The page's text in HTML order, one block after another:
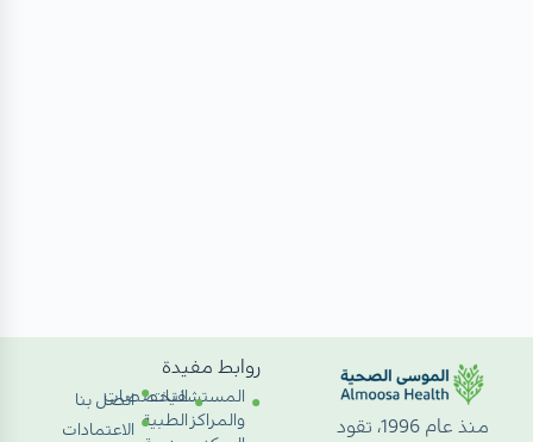
منذ عام 1996، تقود
روابط مفيدة
المستشفيات
والمراكز
التخصصات
الطبية
اتصل بنا
الاعتمادات